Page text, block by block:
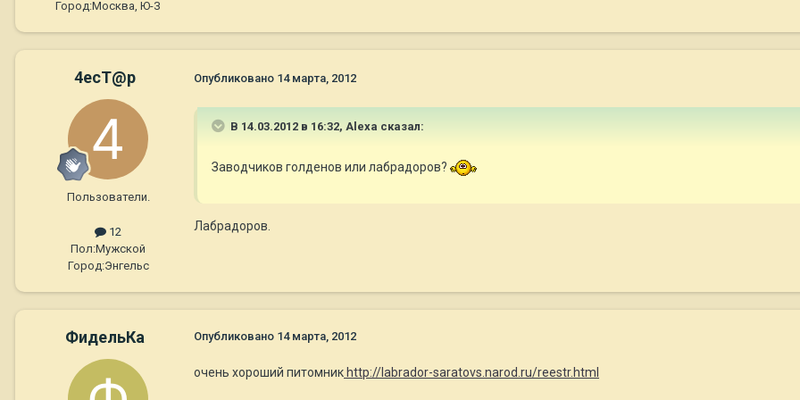
Город:Москва, Ю-З
4ecT@p
Пользователи.
12
Пол:Мужской
Город:Энгельс
Опубликовано 14 марта, 2012
В 14.03.2012 в 16:32, Alexa сказал:
Заводчиков голденов или лабрадоров?
Лабрадоров.
ФидельКа Опубликовано 14 марта, 2012
очень хороший питомник http://labrador-saratovs.narod.ru/reestr.html